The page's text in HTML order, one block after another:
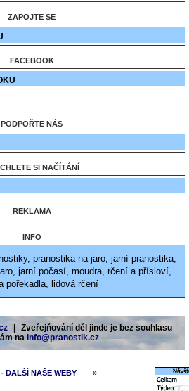
ZAPOJTE SE
FACEBOOK
PODPOŘTE NÁS
SI NAČÍTÁNÍ
REKLAMA
INFO
pranostika na jaro, jarní pranostika,
jarní počasí, moudra, rčení a přísloví,
pořekadla, lidová rčení
Zveřejňování děl jinde je bez souhlasu
nainfo@pranostik.cz
DALŠÍ NAŠE WEBY
»